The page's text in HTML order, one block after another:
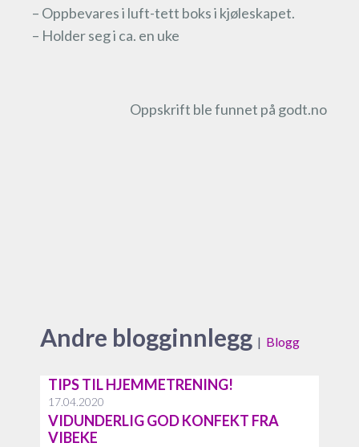
– Oppbevares i luft-tett boks i kjøleskapet.
– Holder seg i ca. en uke
Oppskrift ble funnet på godt.no
Andre blogginnlegg | Blogg
TIPS TIL HJEMMETRENING!
17.04.2020
VIDUNDERLIG GOD KONFEKT FRA
VIBEKE